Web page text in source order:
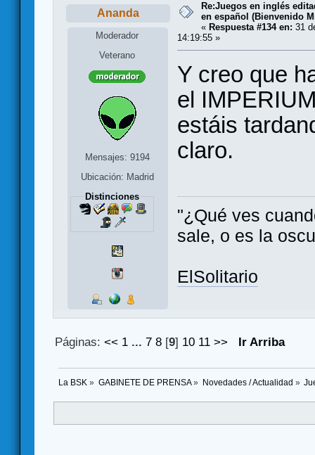
Ananda
Moderador
Veterano
Mensajes: 9194
Ubicación: Madrid
Distinciones
Re:Juegos en inglés
en español (Bienvenido
« Respuesta #134 en: 31
14:19:55 »
Y creo que
el
estáis
claro.
"¿Qué ves
sale, o es la
ElSolitario
Páginas:<< 1 ...7 8 [9] 10 11 >> Ir Arriba
La BSK » GABINETE DE PRENSA» Novedades / Actualidad »